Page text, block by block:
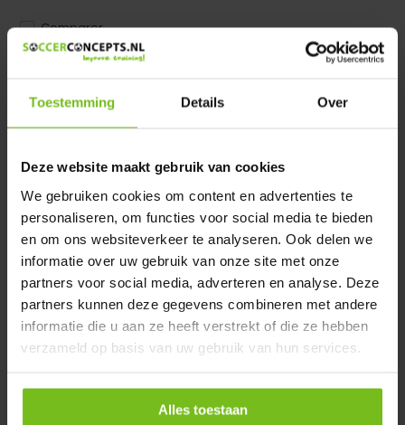
Toestemming Details Over
Deze website maakt gebruik van cookies
We gebruiken cookies om content en advertenties te
personaliseren, om functies voor social media te bieden
en om ons websiteverkeer te analyseren. Ook delen we
informatie over uw gebruik van onze site met onze
partners voor social media, adverteren en analyse. Deze
partners kunnen deze gegevens combineren met andere
informatie die u aan ze heeft verstrekt of die ze hebben
verzameld op basis van uw gebruik van hun services.
Alles toestaan
Comparer
Heeft u een vraag over dit product ?
Verstuur email
Description du produit
Spécifications
Évaluations